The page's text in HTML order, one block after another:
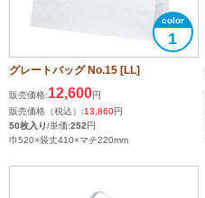
1
グレートバッグ No.15 [LL]
販売価格:12,600円
販売価格（税込）:13,860円
50枚入り/単価:252円
巾520×袋丈410×マチ220mm